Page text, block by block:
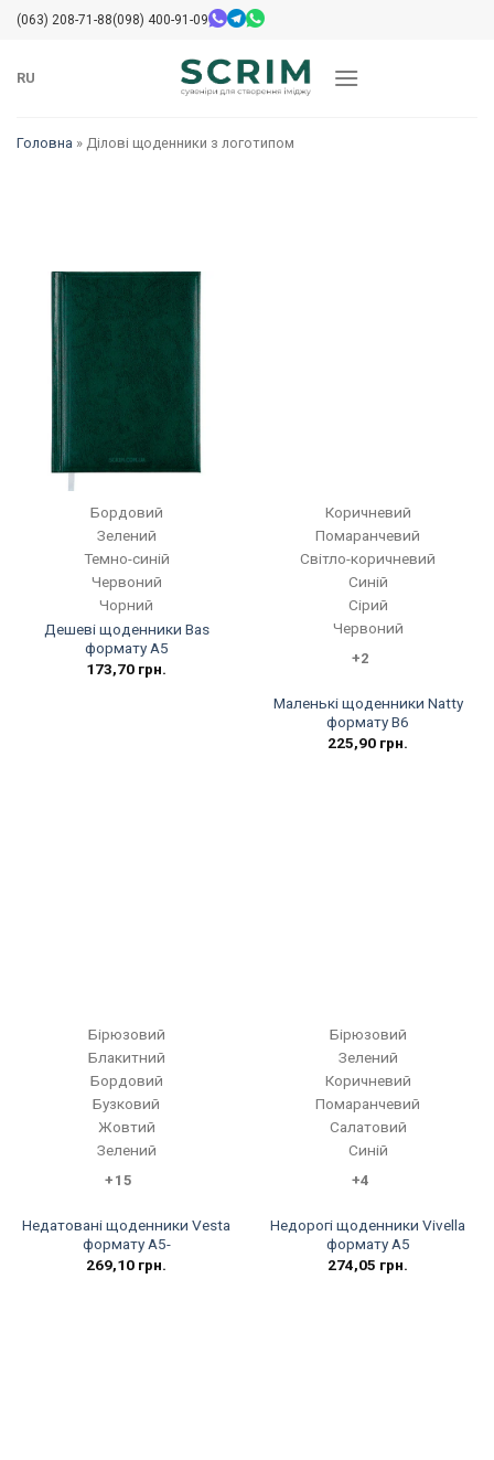
Перейти
змісту
(063) 208-71-88(098) 400-91-09
RU
Головна » Ділові щоденники з логотипом
Бордовий
Зелений
Темно-синій
Червоний
Чорний
Дешеві щоденники Bas
формату А5
173,70 грн.
Коричневий
Помаранчевий
Світло-коричневий
Синій
Сірий
Червоний
+2
Маленькі щоденники Natty
формату B6
225,90 грн.
Бірюзовий
Блакитний
Бордовий
Бузковий
Жовтий
Зелений
+15
Недатовані щоденники Vesta
формату А5-
269,10 грн.
Бірюзовий
Зелений
Коричневий
Помаранчевий
Салатовий
Синій
+4
Недорогі щоденники Vivella
формату А5
274,05 грн.